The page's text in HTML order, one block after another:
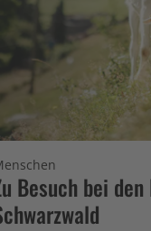
Besuch bei